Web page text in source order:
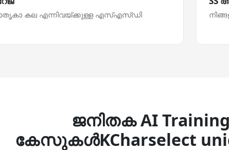
മാതൃകാ കല എന്നിവയ്‌ക്കുള്ള എസ്‌എസ്‌ഡി
ജനിതക AI
കേസുകള്‍KCharselect